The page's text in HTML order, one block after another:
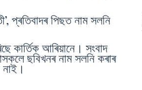
প্ৰতিবাদৰ পিছত নাম সলনি
কাৰ্তিক আৰিয়ানে। সংবাদ
ছবিখনৰ নাম সলনি কৰাৰ
নাই।